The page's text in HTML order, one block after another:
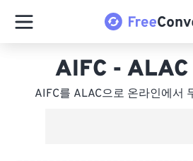
AIFC - ALAC
AIFC를 ALAC으로 온라인에서